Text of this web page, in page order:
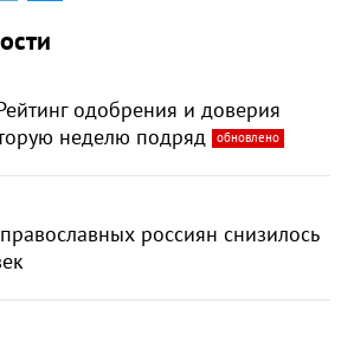
одобрения и доверия
неделю подряд
обновлено
россиян снизилось